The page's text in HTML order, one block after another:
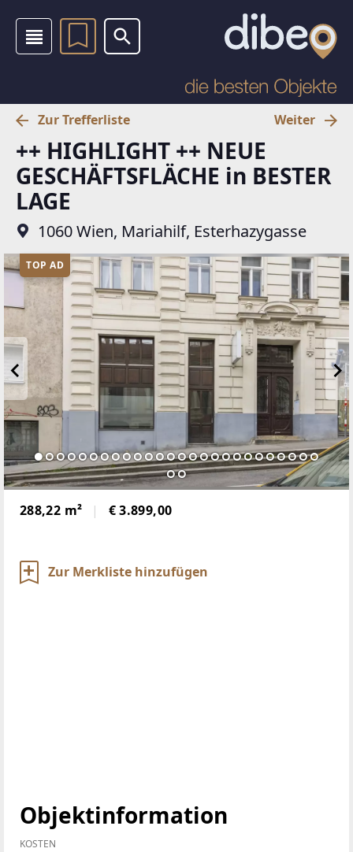
Zur Trefferliste Weiter
++ HIGHLIGHT ++ NEUE
GESCHÄFTSFLÄCHE in BESTER
LAGE
1060 Wien, Mariahilf, Esterhazygasse
TOP AD
288,22 m² € 3.899,00
Zur Merkliste hinzufügen
Objektinformation
KOSTEN